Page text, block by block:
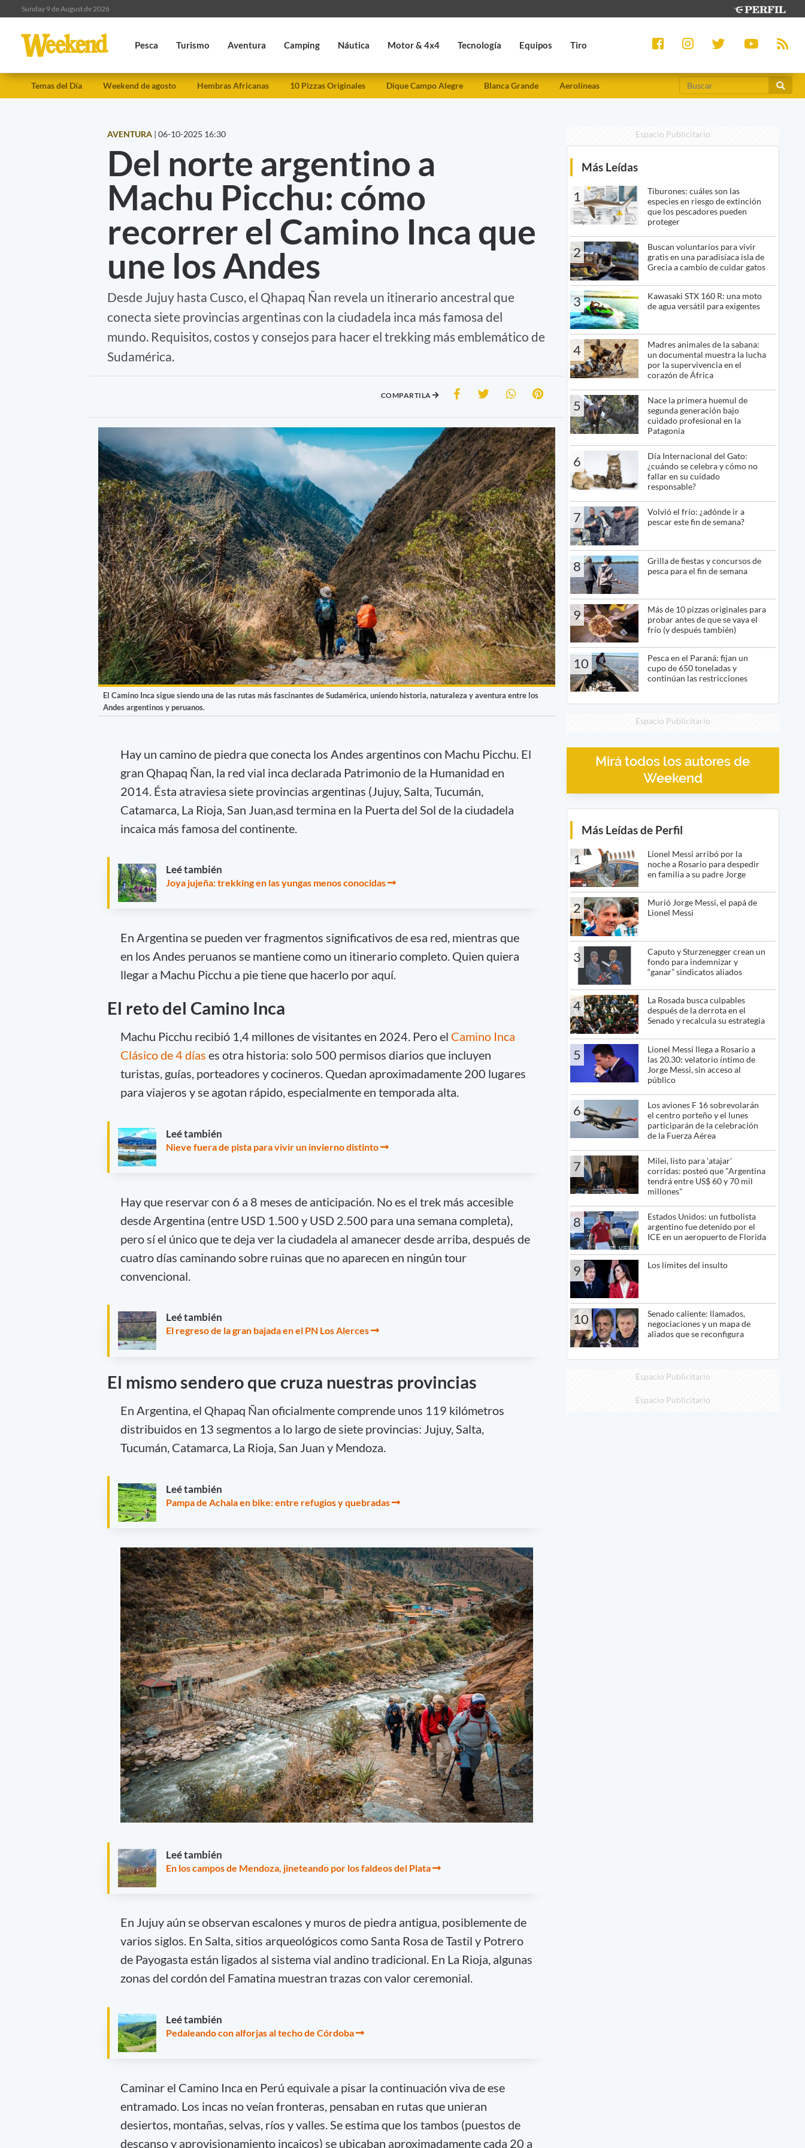
Sunday 9 de August de 2026
Pesca Turismo Aventura Camping Náutica Motor & 4x4 Tecnología Equipos Tiro
Temas del Día Weekend de agosto Hembras Africanas 10 Pizzas Originales Dique Campo Alegre Blanca Grande Aerolíneas
AVENTURA | 06-10-2025 16:30
Del norte argentino a
Machu Picchu: cómo
recorrer el Camino Inca que
une los Andes
Desde Jujuy hasta Cusco, el Qhapaq Ñan revela un itinerario ancestral que
conecta siete provincias argentinas con la ciudadela inca más famosa del
mundo. Requisitos, costos y consejos para hacer el trekking más emblemático de
Sudamérica.
COMPARTILA
El Camino Inca sigue siendo una de las rutas más fascinantes de Sudamérica, uniendo historia, naturaleza y aventura entre los
Andes argentinos y peruanos.
Hay un camino de piedra que conecta los Andes argentinos con Machu Picchu. El
gran Qhapaq Ñan, la red vial inca declarada Patrimonio de la Humanidad en
2014. Ésta atraviesa siete provincias argentinas (Jujuy, Salta, Tucumán,
Catamarca, La Rioja, San Juan,asd termina en la Puerta del Sol de la ciudadela
incaica más famosa del continente.
Leé también
Joya jujeña: trekking en las yungas menos conocidas
En Argentina se pueden ver fragmentos significativos de esa red, mientras que
en los Andes peruanos se mantiene como un itinerario completo. Quien quiera
llegar a Machu Picchu a pie tiene que hacerlo por aquí.
El reto del Camino Inca
Machu Picchu recibió 1,4 millones de visitantes en 2024. Pero el Camino Inca
Clásico de 4 días es otra historia: solo 500 permisos diarios que incluyen
turistas, guías, porteadores y cocineros. Quedan aproximadamente 200 lugares
para viajeros y se agotan rápido, especialmente en temporada alta.
Leé también
Nieve fuera de pista para vivir un invierno distinto
Hay que reservar con 6 a 8 meses de anticipación. No es el trek más accesible
desde Argentina (entre USD 1.500 y USD 2.500 para una semana completa),
pero sí el único que te deja ver la ciudadela al amanecer desde arriba, después de
cuatro días caminando sobre ruinas que no aparecen en ningún tour
convencional.
Leé también
El regreso de la gran bajada en el PN Los Alerces
El mismo sendero que cruza nuestras provincias
En Argentina, el Qhapaq Ñan oficialmente comprende unos 119 kilómetros
distribuidos en 13 segmentos a lo largo de siete provincias: Jujuy, Salta,
Tucumán, Catamarca, La Rioja, San Juan y Mendoza.
Leé también
Pampa de Achala en bike: entre refugios y quebradas
Leé también
En los campos de Mendoza, jineteando por los faldeos del Plata
En Jujuy aún se observan escalones y muros de piedra antigua, posiblemente de
varios siglos. En Salta, sitios arqueológicos como Santa Rosa de Tastil y Potrero
de Payogasta están ligados al sistema vial andino tradicional. En La Rioja, algunas
zonas del cordón del Famatina muestran trazas con valor ceremonial.
Leé también
Pedaleando con alforjas al techo de Córdoba
Caminar el Camino Inca en Perú equivale a pisar la continuación viva de ese
entramado. Los incas no veían fronteras, pensaban en rutas que unieran
desiertos, montañas, selvas, ríos y valles. Se estima que los tambos (puestos de
descanso y aprovisionamiento incaicos) se ubicaban aproximadamente cada 20 a
Espacio Publicitario
Más Leídas
1
Tiburones: cuáles son las
especies en riesgo de extinción
que los pescadores pueden
proteger
2
Buscan voluntarios para vivir
gratis en una paradisíaca isla de
Grecia a cambio de cuidar gatos
3
Kawasaki STX 160 R: una moto
de agua versátil para exigentes
4
Madres animales de la sabana:
un documental muestra la lucha
por la supervivencia en el
corazón de África
5
Nace la primera huemul de
segunda generación bajo
cuidado profesional en la
Patagonia
6
Día Internacional del Gato:
¿cuándo se celebra y cómo no
fallar en su cuidado
responsable?
7
Volvió el frío: ¿adónde ir a
pescar este fin de semana?
8
Grilla de fiestas y concursos de
pesca para el fin de semana
9
Más de 10 pizzas originales para
probar antes de que se vaya el
frío (y después también)
10
Pesca en el Paraná: fijan un
cupo de 650 toneladas y
continúan las restricciones
Espacio Publicitario
Mirá todos los autores de
Weekend
Más Leídas de Perfil
1
Lionel Messi arribó por la
noche a Rosario para despedir
en familia a su padre Jorge
2
Murió Jorge Messi, el papá de
Lionel Messi
3
Caputo y Sturzenegger crean un
fondo para indemnizar y
“ganar” sindicatos aliados
4
La Rosada busca culpables
después de la derrota en el
Senado y recalcula su estrategia
5
Lionel Messi llega a Rosario a
las 20.30: velatorio íntimo de
Jorge Messi, sin acceso al
público
6
Los aviones F 16 sobrevolarán
el centro porteño y el lunes
participarán de la celebración
de la Fuerza Aérea
7
Milei, listo para 'atajar'
corridas: posteó que "Argentina
tendrá entre US$ 60 y 70 mil
millones"
8
Estados Unidos: un futbolista
argentino fue detenido por el
ICE en un aeropuerto de Florida
9 Los límites del insulto
10
Senado caliente: llamados,
negociaciones y un mapa de
aliados que se reconfigura
Espacio Publicitario
Espacio Publicitario